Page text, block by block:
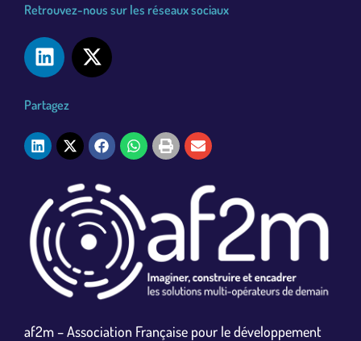
Retrouvez-nous sur les réseaux sociaux
Partagez
af2m – Association Française pour le développement